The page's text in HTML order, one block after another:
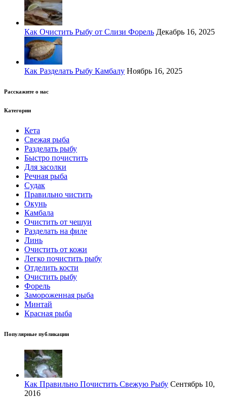
Как Очистить Рыбу от Слизи Форель Декабрь 16, 2025
Как Разделать Рыбу Камбалу Ноябрь 16, 2025
Расскажите о нас
Категории
Кета
Свежая рыба
Разделать рыбу
Быстро почистить
Для засолки
Речная рыба
Судак
Правильно чистить
Окунь
Камбала
Очистить от чешуи
Разделать на филе
Линь
Очистить от кожи
Легко почистить рыбу
Отделить кости
Очистить рыбу
Форель
Замороженная рыба
Минтай
Красная рыба
Популярные публикации
Как Правильно Почистить Свежую Рыбу Сентябрь 10,
2016